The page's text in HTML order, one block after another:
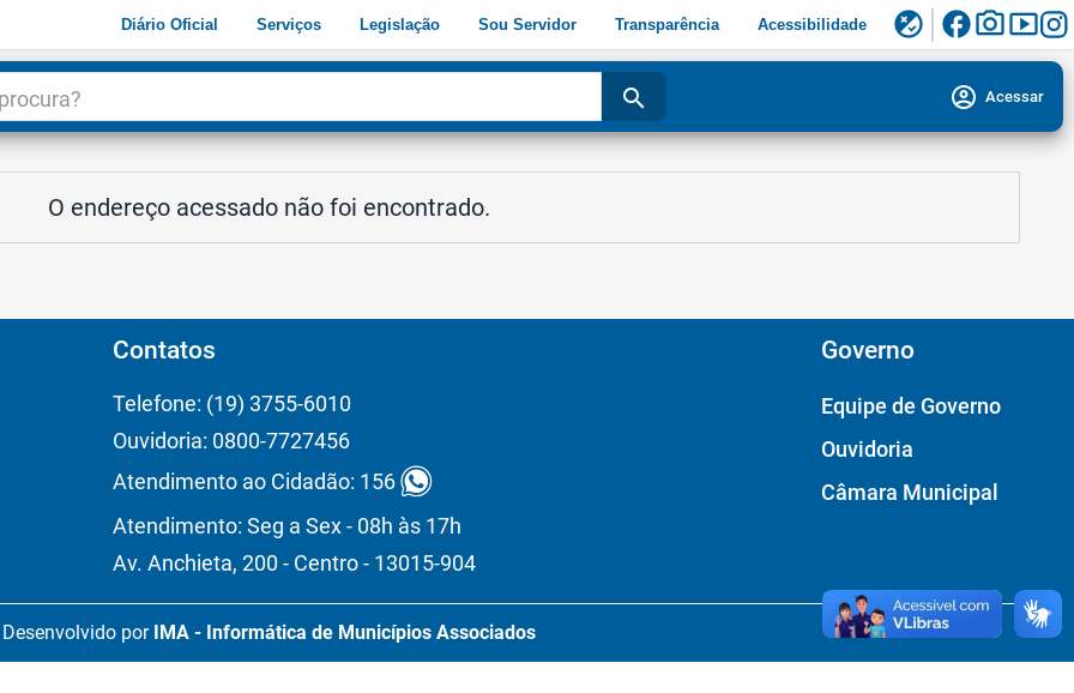
Diário Oficial Serviços Legislação Sou Servidor Transparência Acessibilidade flaky facebookphoto_camerasmart_display
search account_circle Acessar
O endereço acessado não foi encontrado.
Contatos
Telefone: (19) 3755-6010
Ouvidoria: 0800-7727456
Atendimento ao Cidadão: 156
Atendimento: Seg a Sex - 08h às 17h
Av. Anchieta, 200 - Centro - 13015-904
Governo
Equipe de Governo
Ouvidoria
Câmara Municipal
Desenvolvido por IMA - Informática de Municípios Associados